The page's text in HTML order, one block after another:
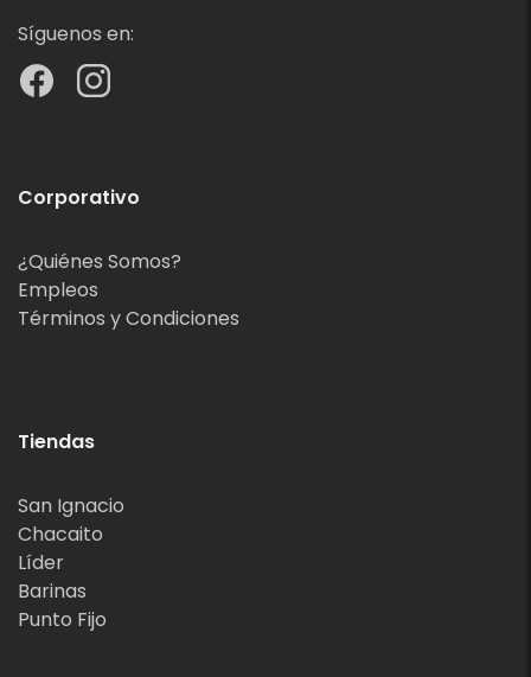
Síguenos en:
Corporativo
¿Quiénes Somos?
Empleos
Términos y Condiciones
Tiendas
San Ignacio
Chacaito
Líder
Barinas
Punto Fijo